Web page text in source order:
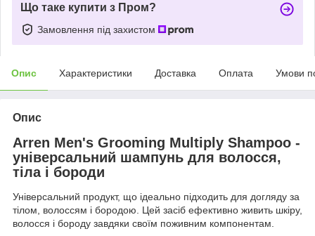
Що таке купити з Пром?
Замовлення під захистом
Опис Характеристики Доставка Оплата Умови
Опис
Arren Men's Grooming Multiply Shampoo -
універсальний шампунь для волосся,
тіла і бороди
Універсальний продукт, що ідеально підходить для догляду за
тілом, волоссям і бородою. Цей засіб ефективно живить шкіру,
волосся і бороду завдяки своїм поживним компонентам.